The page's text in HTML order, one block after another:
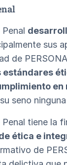
de
estándares
en
seno
tiene la
ética e
de